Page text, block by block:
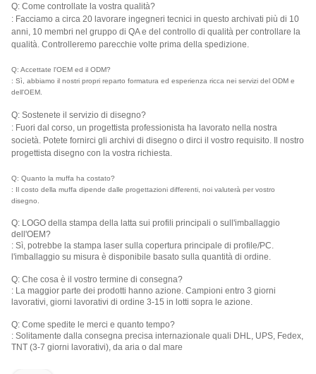
Q: Come controllate la vostra qualità?
: Facciamo a circa 20 lavorare ingegneri tecnici in questo archivati più di 10
anni, 10 membri nel gruppo di QA e del controllo di qualità per controllare la
qualità. Controlleremo parecchie volte prima della spedizione.
Q: Accettate l'OEM ed il ODM?
: Sì, abbiamo il nostri propri reparto formatura ed esperienza ricca nei servizi del ODM e
dell'OEM.
Q: Sostenete il servizio di disegno?
: Fuori dal corso, un progettista professionista ha lavorato nella nostra
società. Potete fornirci gli archivi di disegno o dirci il vostro requisito. Il nostro
progettista disegno con la vostra richiesta.
Q: Quanto la muffa ha costato?
: Il costo della muffa dipende dalle progettazioni differenti, noi valuterà per vostro
disegno.
Q: LOGO della stampa della latta sui profili principali o sull'imballaggio
dell'OEM?
: Sì, potrebbe la stampa laser sulla copertura principale di profile/PC.
l'imballaggio su misura è disponibile basato sulla quantità di ordine.
Q: Che cosa è il vostro termine di consegna?
: La maggior parte dei prodotti hanno azione. Campioni entro 3 giorni
lavorativi, giorni lavorativi di ordine 3-15 in lotti sopra le azione.
Q: Come spedite le merci e quanto tempo?
: Solitamente dalla consegna precisa internazionale quali DHL, UPS, Fedex,
TNT (3-7 giorni lavorativi), da aria o dal mare